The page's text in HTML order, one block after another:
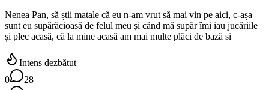
Nenea Pan, să știi matale că eu n-am vrut să mai vin pe aici, c-așa
sunt eu supărăcioasă de felul meu și când mă supăr îmi iau jucăriile
și plec acasă, că la mine acasă am mai multe plăci de bază si
Intens dezbătut
0
28